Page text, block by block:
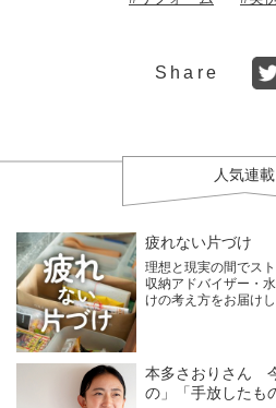
Share
人気連載
疲れない片づけ
理想と現実の間でス
収納アドバイザー・
けの考え方をお届けし
本多さおりさん
の」「手放したも